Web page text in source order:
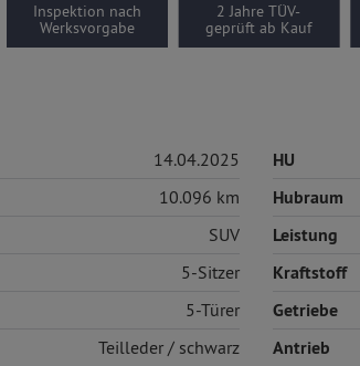
Inspektion nach
Werksvorgabe
2 Jahre TÜV-
geprüft ab Kauf
14.04.2025
10.096 km
SUV
5-Sitzer
5-Türer
Teilleder / schwarz
HU
Hubraum
Leistung
Kraftstoff
Getriebe
Antrieb